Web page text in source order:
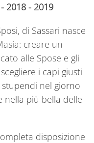
2018 - 2019
di Sassari nasce
creare un
alle Spose e gli
i capi giusti
nel giorno
nella più bella delle
disposizione